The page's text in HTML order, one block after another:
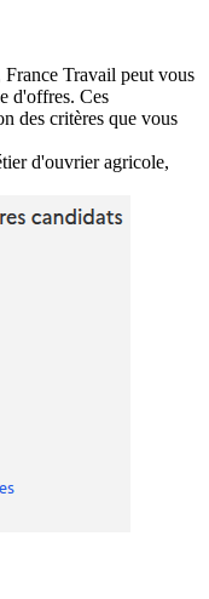
Travail peut vous
d'offres. Ces
des critères que vous
d'ouvrier agricole,